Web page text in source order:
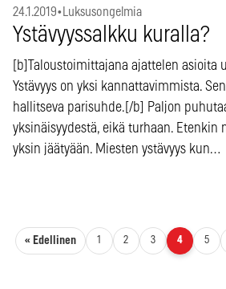
24.1.2019• Luksusongelmia
Ystävyyssalkku kuralla?
[b]Taloustoimittajana ajattelen asioita
Ystävyys on yksi kannattavimmista.
hallitseva parisuhde.[/b] Paljon
yksinäisyydestä, eikä turhaan. Etenkin
yksin jäätyään. Miesten ystävyys kun…
Artikkelien sivutus
« Edellinen 1 2 3 4 5